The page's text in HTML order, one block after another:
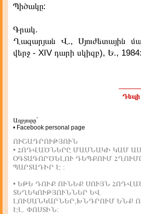
Պիծակը:
Գրակ.
Ղազարյան Վ., Սյուժետային
վերջ - XIV դարի սկիզբ), Ե., 1984:
Դեպի
Աղբյուրը`
• Facebook personal page
ՈՒՇԱԴՐՈՒԹՅՈՒՆ
• ՀՈԴՎԱԾՆԵՐԸ ՄԱՍՆԱԿԻ ԿԱՄ
ՕԳՏԱԳՈՐԾԵԼՈՒ ԴԵՊՔՈՒՄ
ՊԱՐՏԱԴԻՐ Է :
• ԵԹԵ ԴՈՒՔ ՈՒՆԵՔ ՍՈՒՅՆ
ՏԵՂԵԿՈՒԹՅՈՒՆՆԵՐ ԵՎ
ԼՈՒՍԱՆԿԱՐՆԵՐ,ԽՆԴՐՈՒՄ ԵՆՔ
ԷԼ. ՓՈՍՏԻՆ: